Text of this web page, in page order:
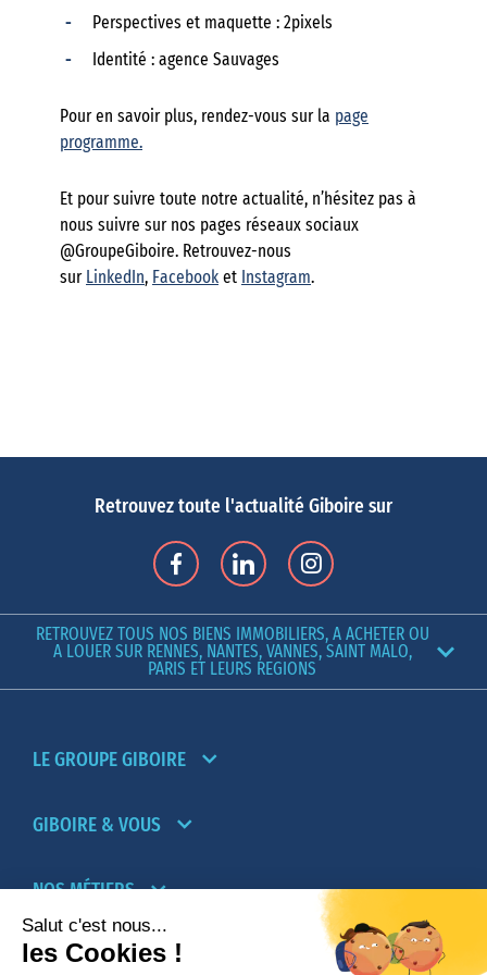
Perspectives et maquette : 2pixels
Identité : agence Sauvages
Pour en savoir plus, rendez-vous sur la page
programme.
Et pour suivre toute notre actualité, n’hésitez pas à
nous suivre sur nos pages réseaux sociaux
@GroupeGiboire. Retrouvez-nous
sur LinkedIn, Facebook et Instagram.
Retrouvez toute l'actualité Giboire sur
RETROUVEZ TOUS NOS BIENS IMMOBILIERS, A ACHETER OU
A LOUER SUR RENNES, NANTES, VANNES, SAINT MALO,
PARIS ET LEURS REGIONS
LE GROUPE GIBOIRE
GIBOIRE & VOUS
NOS MÉTIERS
PARTENAIRES